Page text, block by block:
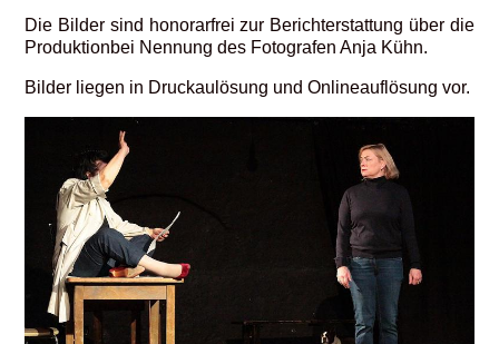
Die Bilder sind honorarfrei zur Berichterstattung über die
Produktionbei Nennung des Fotografen Anja Kühn.
Bilder liegen in Druckaulösung und Onlineauflösung vor.